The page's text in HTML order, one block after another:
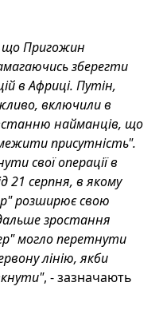
що Пригожин
зберегти
в Африці. Путін,
включили в
найманців, що
присутність".
свої операції в
21 серпня, в якому
розширює свою
зростання
могло перетнути
лінію, якби
, - зазначають